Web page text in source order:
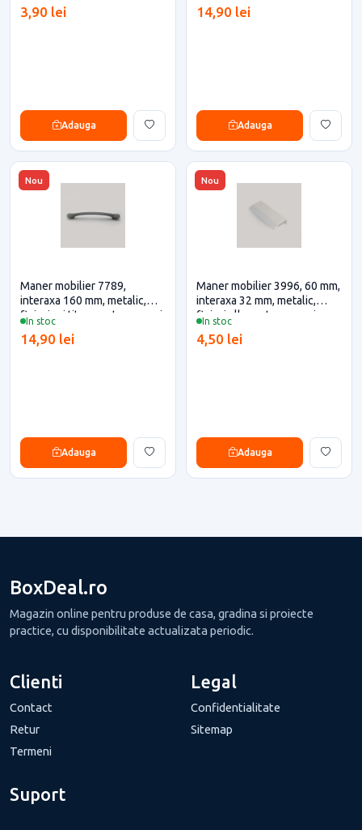
3,90 lei
Adauga
14,90 lei
Adauga
Nou
In stoc
Maner mobilier 7789,
interaxa 160 mm, metalic,
finisaj gri titan pentru casa si
14,90 lei
Adauga
Nou
In stoc
Maner mobilier 3996, 60 mm,
interaxa 32 mm, metalic,
finisaj alb pentru casa si
4,50 lei
Adauga
BoxDeal.ro
Magazin online pentru produse de casa, gradina si proiecte
practice, cu disponibilitate actualizata periodic.
Clienti
Contact
Retur
Termeni
Legal
Confidentialitate
Sitemap
Suport